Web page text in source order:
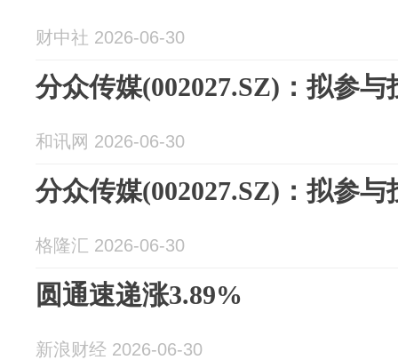
财中社 2026-06-30
分众传媒(002027.SZ)：拟参与
和讯网 2026-06-30
分众传媒(002027.SZ)：拟参与
格隆汇 2026-06-30
圆通速递涨3.89%
新浪财经 2026-06-30